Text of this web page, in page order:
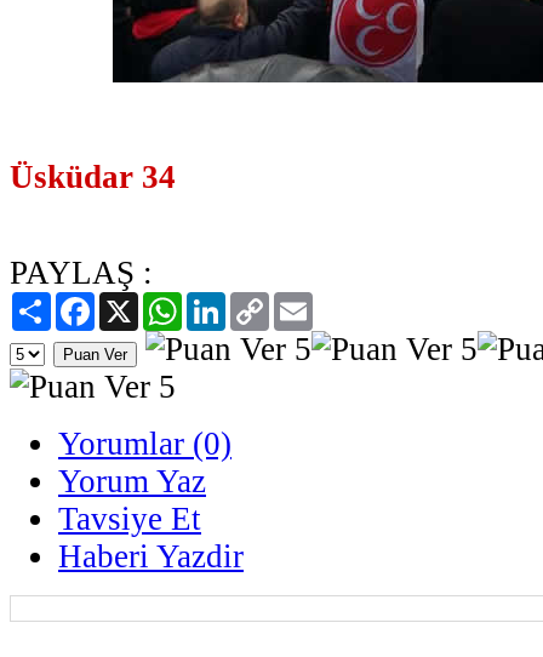
Üsküdar 34
PAYLAŞ :
PaylaşFacebook
X WhatsAppLinkedIn
Copy
Link
Yorumlar (0)
Yorum Yaz
Tavsiye Et
Haberi Yazdir